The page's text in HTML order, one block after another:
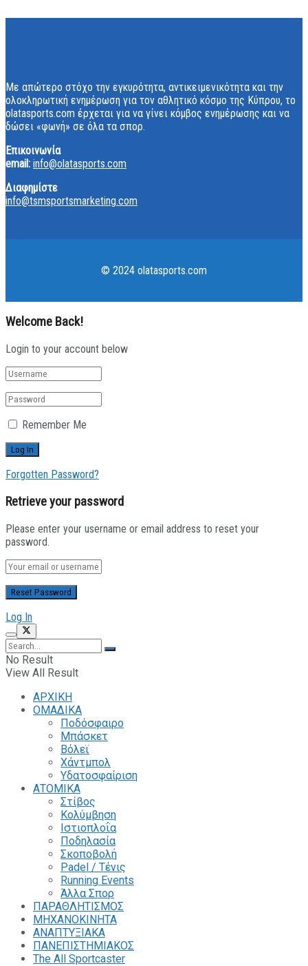
Με απώτερο στόχο την εγκυρότητα, αντικειμενικότητα και την
ολοκληρωτική ενημέρωση για τον αθλητικό κόσμο της Κύπρου, το
olatasports.com έρχεται για να γίνει κόμβος ενημέρωσης και να
δώσει «φωνή» σε όλα τα σπορ.
Επικοινωνία
email: info@olatasports.com
Διαφημίστε
info@tsmsportsmarketing.com
© 2024 olatasports.com
Welcome Back!
Login to your account below
Remember Me
Forgotten Password?
Retrieve your password
Please enter your username or email address to reset your
password.
Log In
No Result
View All Result
ΑΡΧΙΚΗ
ΟΜΑΔΙΚΑ
Ποδόσφαιρο
Μπάσκετ
Βόλεϊ
Χάντμπολ
Υδατοσφαίριση
ΑΤΟΜΙΚΑ
Στίβος
Κολύμβηση
Ιστιοπλοΐα
Ποδηλασία
Σκοποβολή
Padel / Τένις
Running Events
Άλλα Σπορ
ΠΑΡΑΘΛΗΤΙΣΜΟΣ
ΜΗΧΑΝΟΚΙΝΗΤΑ
ΑΝΑΠΤΥΞΙΑΚΑ
ΠΑΝΕΠΙΣΤΗΜΙΑΚΟΣ
The All Sportcaster